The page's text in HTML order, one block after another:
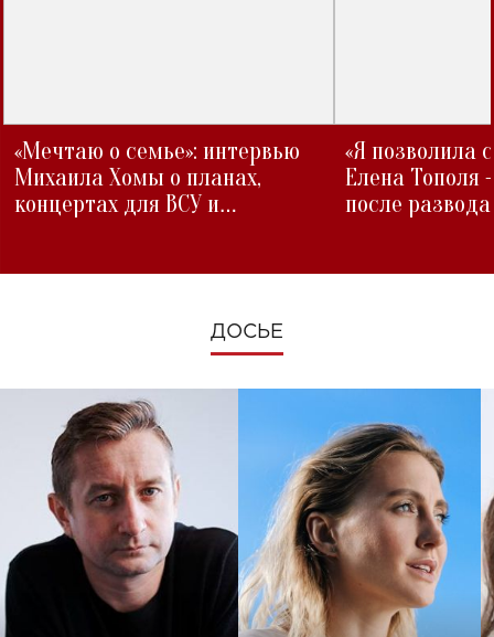
«Мечтаю о семье»: интервью
Михаила Хомы о планах,
концертах для ВСУ и
«Я позволила
Елена Тополя
после развода
ДОСЬЕ